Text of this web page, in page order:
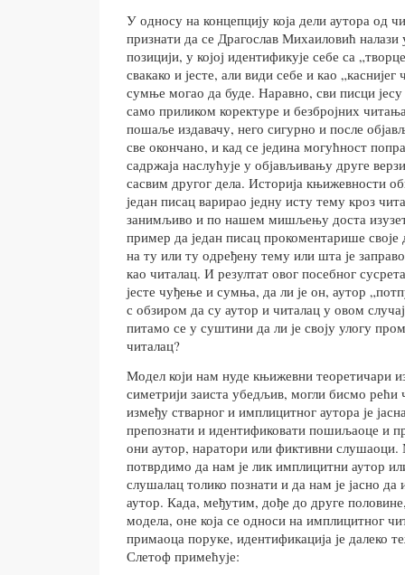
У односу на концепцију која дели аутора од
признати да се Драгослав Михаиловић
позицији, у којој идентификује себе са
свакако и јесте, али види себе и као
сумње могао да буде. Наравно, сви писци
само приликом коректуре и безбројних
пошаље издавачу, него сигурно и после
све окончано, и кад се једина могућност
садржаја наслућује у објављивању друге
сасвим другог дела. Историја књижевности
један писац варирао једну исту тему кроз
занимљиво и по нашем мишљењу доста
пример да један писац прокоментарише своје
на ту или ту одређену тему или шта је
као читалац. И резултат овог посебног
јесте чуђење и сумња, да ли је он, аутор
с обзиром да су аутор и читалац у овом
питамо се у суштини да ли је своју улогу
читалац?
Модел који нам нуде књижевни теоретичари
симетрији заиста убедљив, могли бисмо
између стварног и имплицитног аутора је
препознати и идентификовати пошиљаоце и
они аутор, наратори или фиктивни
потврдимо да нам је лик имплицитни аутор
слушалац толико познати и да нам је јасно да
аутор. Када, међутим, дође до друге
модела, оне која се односи на имплицитног
примаоца поруке, идентификација је далеко
Слетоф примећује: